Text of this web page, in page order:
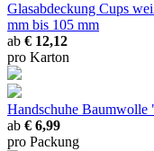
Glasabdeckung Cups
mm bis 105 mm
ab € 12,12
pro Karton
Handschuhe Baumwolle
ab € 6,99
pro Packung